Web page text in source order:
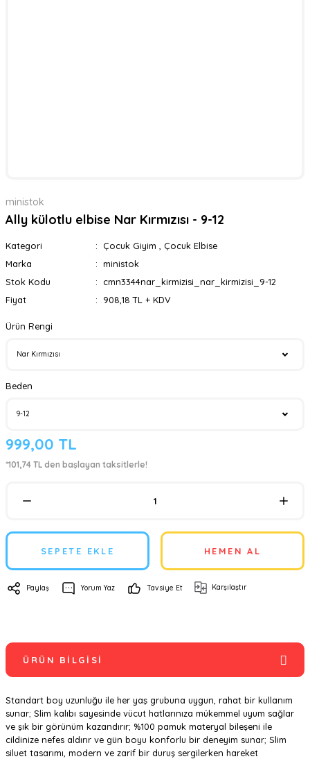
ministok
Ally külotlu elbise Nar Kırmızısı - 9-12
Kategori Çocuk Giyim
Çocuk Elbise
Marka
ministok
Stok Kodu
cmn3344nar_kirmizisi_nar_kirmizisi_9-12
Fiyat
908,18 TL + KDV
Ürün Rengi
Beden
999,00 TL
*101,74 TL den başlayan taksitlerle!
SEPETE EKLE HEMEN AL
Paylaş Yorum Yaz Tavsiye Et Karşılaştır
ÜRÜN BILGISI
Standart boy uzunluğu ile her yaş grubuna uygun, rahat bir kullanım
sunar; Slim kalıbı sayesinde vücut hatlarınıza mükemmel uyum sağlar
ve şık bir görünüm kazandırır; %100 pamuk materyal bileşeni ile
cildinize nefes aldırır ve gün boyu konforlu bir deneyim sunar; Slim
siluet tasarımı, modern ve zarif bir duruş sergilerken hareket